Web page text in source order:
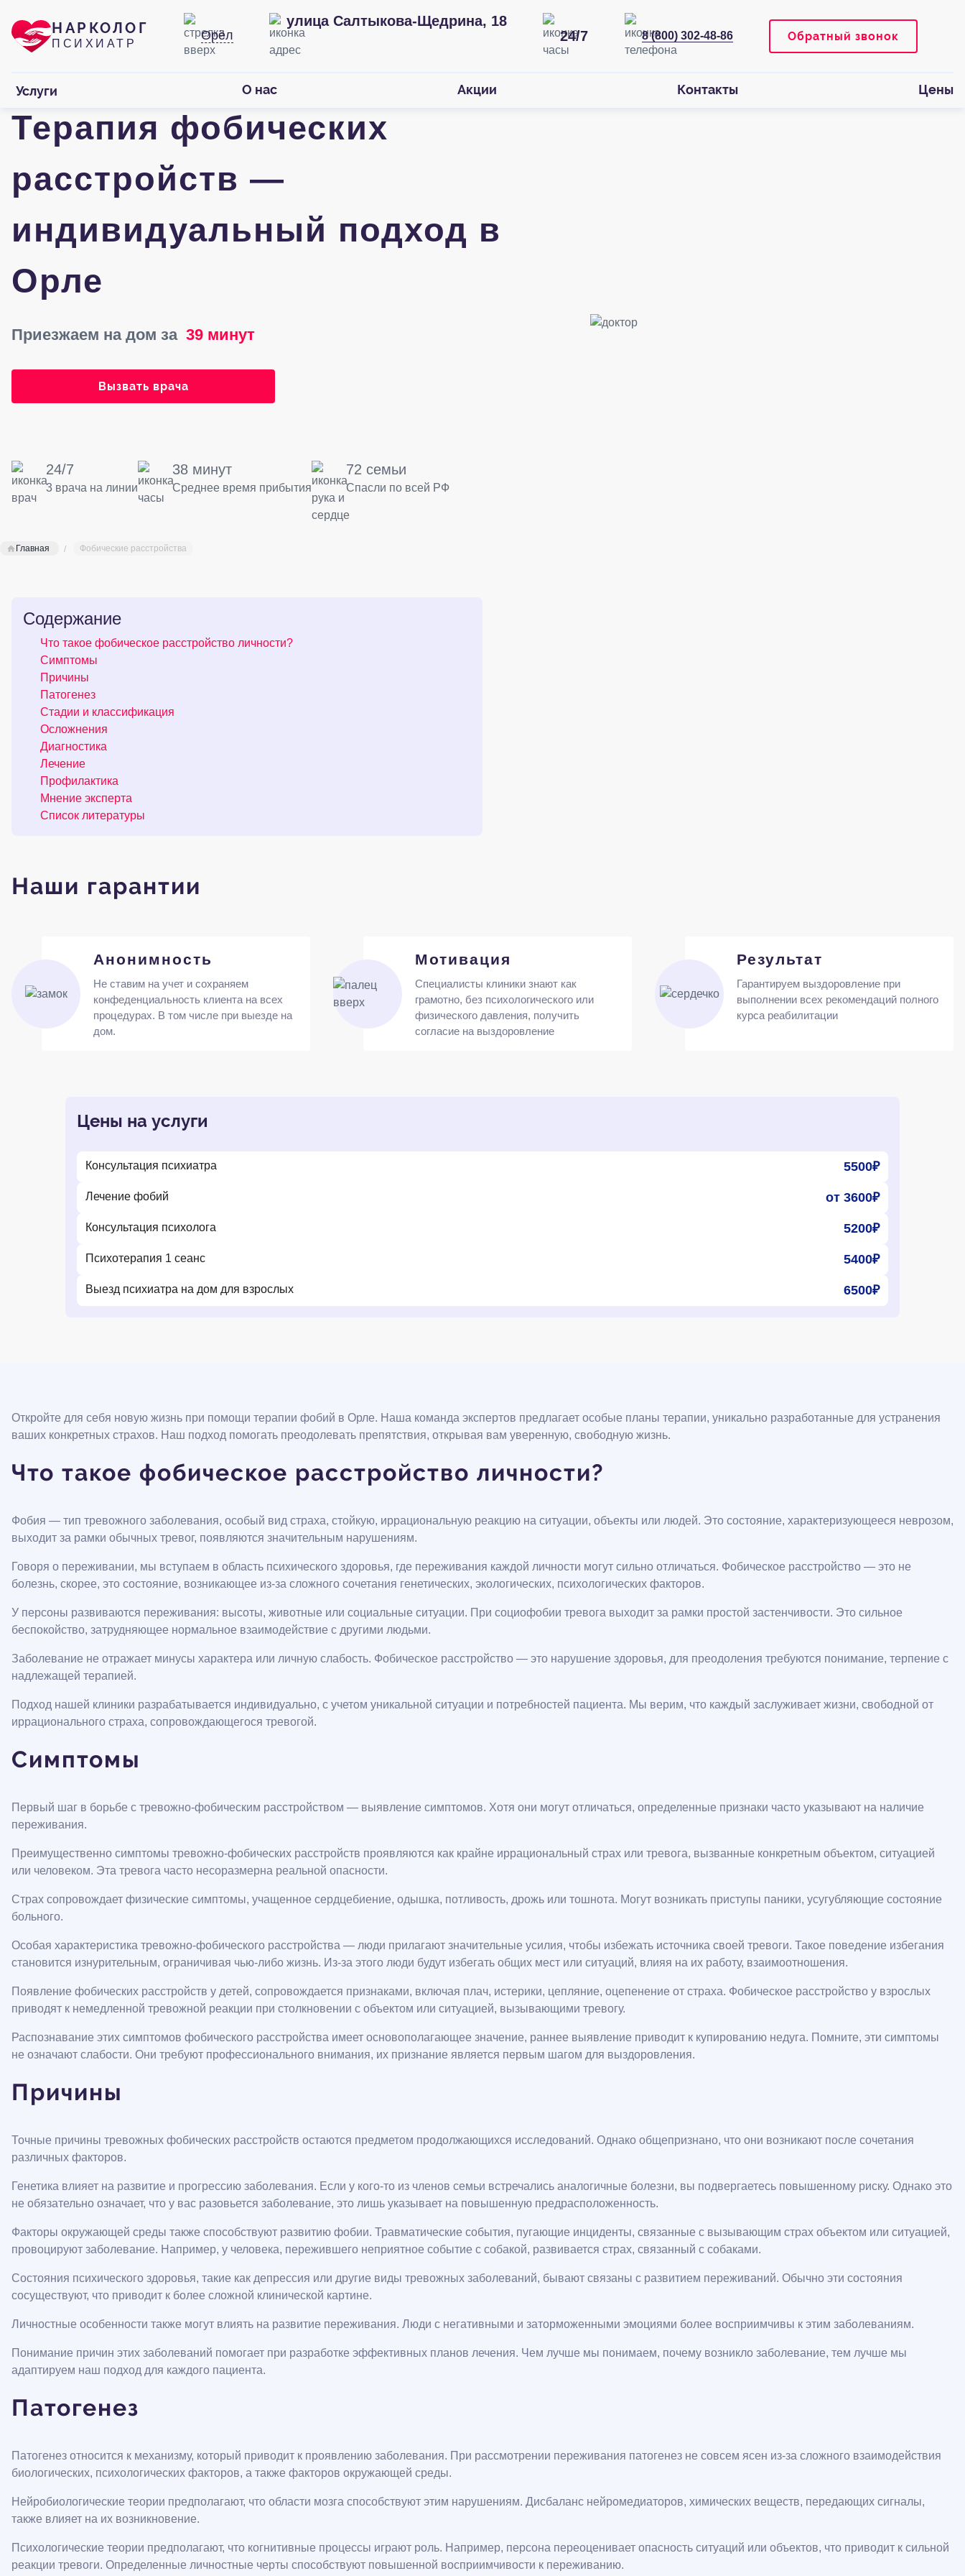
НАРКОЛОГ
ПСИХИАТР
Орёл
улица Салтыкова-Щедрина, 18
24/7
8 (800) 302-48-86 Обратный звонок
Услуги О нас Акции Контакты Цены
Терапия фобических
расстройств —
индивидуальный подход в
Орле
Приезжаем на дом за39 минут
Вызвать врача
24/7
3 врача на линии
38 минут
Среднее время прибытия
72 семьи
Спасли по всей РФ
Главная Фобические расстройства
Содержание
Что такое фобическое расстройство личности?
Симптомы
Причины
Патогенез
Стадии и классификация
Осложнения
Диагностика
Лечение
Профилактика
Мнение эксперта
Список литературы
Наши гарантии
Анонимность
Не ставим на учет и сохраняем
конфеденциальность клиента на всех
процедурах. В том числе при выезде на
дом.
Мотивация
Специалисты клиники знают как
грамотно, без психологического или
физического давления, получить
согласие на выздоровление
Результат
Гарантируем выздоровление при
выполнении всех рекомендаций полного
курса реабилитации
Цены на услуги
Консультация психиатра 5500₽
Лечение фобий от 3600₽
Консультация психолога 5200₽
Психотерапия 1 сеанс 5400₽
Выезд психиатра на дом для взрослых 6500₽
Откройте для себя новую жизнь при помощи терапии фобий в Орле. Наша команда экспертов предлагает особые планы терапии, уникально разработанные для устранения
ваших конкретных страхов. Наш подход помогать преодолевать препятствия, открывая вам уверенную, свободную жизнь.
Что такое фобическое расстройство личности?
Фобия — тип тревожного заболевания, особый вид страха, стойкую, иррациональную реакцию на ситуации, объекты или людей. Это состояние, характеризующееся неврозом,
выходит за рамки обычных тревог, появляются значительным нарушениям.
Говоря о переживании, мы вступаем в область психического здоровья, где переживания каждой личности могут сильно отличаться. Фобическое расстройство — это не
болезнь, скорее, это состояние, возникающее из-за сложного сочетания генетических, экологических, психологических факторов.
У персоны развиваются переживания: высоты, животные или социальные ситуации. При социофобии тревога выходит за рамки простой застенчивости. Это сильное
беспокойство, затрудняющее нормальное взаимодействие с другими людьми.
Заболевание не отражает минусы характера или личную слабость. Фобическое расстройство — это нарушение здоровья, для преодоления требуются понимание, терпение c
надлежащей терапией.
Подход нашей клиники разрабатывается индивидуально, с учетом уникальной ситуации и потребностей пациента. Мы верим, что каждый заслуживает жизни, свободной от
иррационального страха, сопровождающегося тревогой.
Симптомы
Первый шаг в борьбе с тревожно-фобическим расстройством — выявление симптомов. Хотя они могут отличаться, определенные признаки часто указывают на наличие
переживания.
Преимущественно симптомы тревожно-фобических расстройств проявляются как крайне иррациональный страх или тревога, вызванные конкретным объектом, ситуацией
или человеком. Эта тревога часто несоразмерна реальной опасности.
Страх сопровождает физические симптомы, учащенное сердцебиение, одышка, потливость, дрожь или тошнота. Могут возникать приступы паники, усугубляющие состояние
больного.
Особая характеристика тревожно-фобического расстройства — люди прилагают значительные усилия, чтобы избежать источника своей тревоги. Такое поведение избегания
становится изнурительным, ограничивая чью-либо жизнь. Из-за этого люди будут избегать общих мест или ситуаций, влияя на их работу, взаимоотношения.
Появление фобических расстройств у детей, сопровождается признаками, включая плач, истерики, цепляние, оцепенение от страха. Фобическое расстройство у взрослых
приводят к немедленной тревожной реакции при столкновении с объектом или ситуацией, вызывающими тревогу.
Распознавание этих симптомов фобического расстройства имеет основополагающее значение, раннее выявление приводит к купированию недуга. Помните, эти симптомы
не означают слабости. Они требуют профессионального внимания, их признание является первым шагом для выздоровления.
Причины
Точные причины тревожных фобических расстройств остаются предметом продолжающихся исследований. Однако общепризнано, что они возникают после сочетания
различных факторов.
Генетика влияет на развитие и прогрессию заболевания. Если у кого-то из членов семьи встречались аналогичные болезни, вы подвергаетесь повышенному риску. Однако это
не обязательно означает, что у вас разовьется заболевание, это лишь указывает на повышенную предрасположенность.
Факторы окружающей среды также способствуют развитию фобии. Травматические события, пугающие инциденты, связанные с вызывающим страх объектом или ситуацией,
провоцируют заболевание. Например, у человека, пережившего неприятное событие с собакой, развивается страх, связанный с собаками.
Состояния психического здоровья, такие как депрессия или другие виды тревожных заболеваний, бывают связаны с развитием переживаний. Обычно эти состояния
сосуществуют, что приводит к более сложной клинической картине.
Личностные особенности также могут влиять на развитие переживания. Люди с негативными и заторможенными эмоциями более восприимчивы к этим заболеваниям.
Понимание причин этих заболеваний помогает при разработке эффективных планов лечения. Чем лучше мы понимаем, почему возникло заболевание, тем лучше мы
адаптируем наш подход для каждого пациента.
Патогенез
Патогенез относится к механизму, который приводит к проявлению заболевания. При рассмотрении переживания патогенез не совсем ясен из-за сложного взаимодействия
биологических, психологических факторов, а также факторов окружающей среды.
Нейробиологические теории предполагают, что области мозга способствуют этим нарушениям. Дисбаланс нейромедиаторов, химических веществ, передающих сигналы,
также влияет на их возникновение.
Психологические теории предполагают, что когнитивные процессы играют роль. Например, персона переоценивает опасность ситуаций или объектов, что приводит к сильной
реакции тревоги. Определенные личностные черты способствуют повышенной восприимчивости к переживанию.